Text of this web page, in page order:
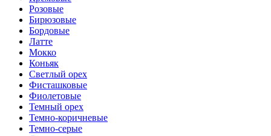
Розовые
Бирюзовые
Бордовые
Латте
Мокко
Коньяк
Светлый орех
Фисташковые
Фиолетовые
Темный орех
Темно-коричневые
Темно-серые